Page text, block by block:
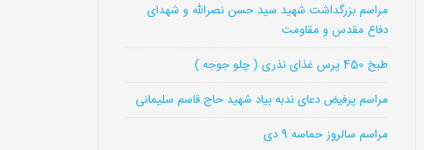
مراسم بزرگداشت شهید سید حسن نصرالله و شهدای
دفاع مقدس و مقاومت
طبخ 450 پرس غذای نذری ( چلو جوجه )
مراسم پرفیض دعای ندبه بیاد شهید حاج قاسم سلیمانی
مراسم سالروز حماسه 9 دی